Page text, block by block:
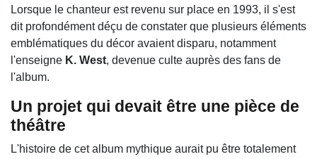
Lorsque le chanteur est revenu sur place en 1993, il s'est
dit profondément déçu de constater que plusieurs éléments
emblématiques du décor avaient disparu, notamment
l'enseigne K. West, devenue culte auprès des fans de
l'album.
Un projet qui devait être une pièce de
théâtre
L'histoire de cet album mythique aurait pu être totalement